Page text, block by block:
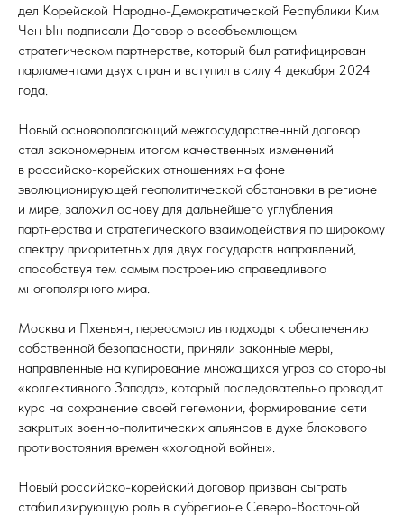
дел Корейской Народно-Демократической Республики Ким
Чен Ын подписали Договор о всеобъемлющем
стратегическом партнерстве, который был ратифицирован
парламентами двух стран и вступил в силу 4 декабря 2024
года.
Новый основополагающий межгосударственный договор
стал закономерным итогом качественных изменений
в российско-корейских отношениях на фоне
эволюционирующей геополитической обстановки в регионе
и мире, заложил основу для дальнейшего углубления
партнерства и стратегического взаимодействия по широкому
спектру приоритетных для двух государств направлений,
способствуя тем самым построению справедливого
многополярного мира.
Москва и Пхеньян, переосмыслив подходы к обеспечению
собственной безопасности, приняли законные меры,
направленные на купирование множащихся угроз со стороны
«коллективного Запада», который последовательно проводит
курс на сохранение своей гегемонии, формирование сети
закрытых военно-политических альянсов в духе блокового
противостояния времен «холодной войны».
Новый российско-корейский договор призван сыграть
стабилизирующую роль в субрегионе Северо-Восточной